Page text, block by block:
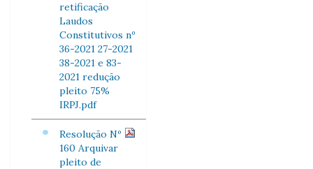
retificação
Laudos
Constitutivos nº
36-2021 27-2021
38-2021 e 83-
2021 redução
pleito 75%
IRPJ.pdf
Resolução Nº
160 Arquivar
pleito de